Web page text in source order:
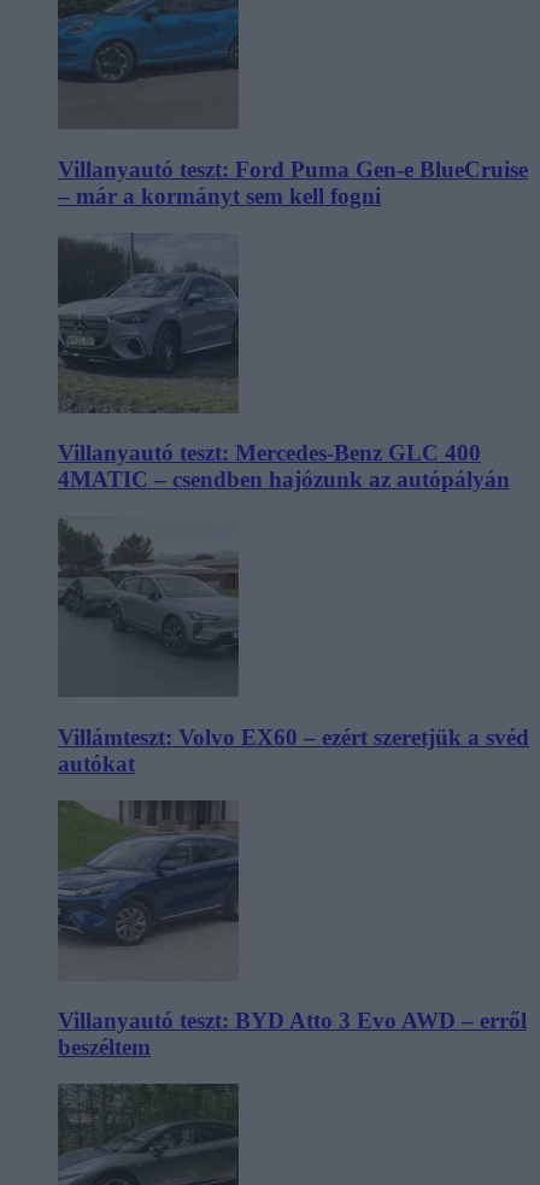
Villanyautó teszt: Ford Puma Gen-e BlueCruise
– már a kormányt sem kell fogni
Villanyautó teszt: Mercedes-Benz GLC 400
4MATIC – csendben hajózunk az autópályán
Villámteszt: Volvo EX60 – ezért szeretjük a svéd
autókat
Villanyautó teszt: BYD Atto 3 Evo AWD – erről
beszéltem